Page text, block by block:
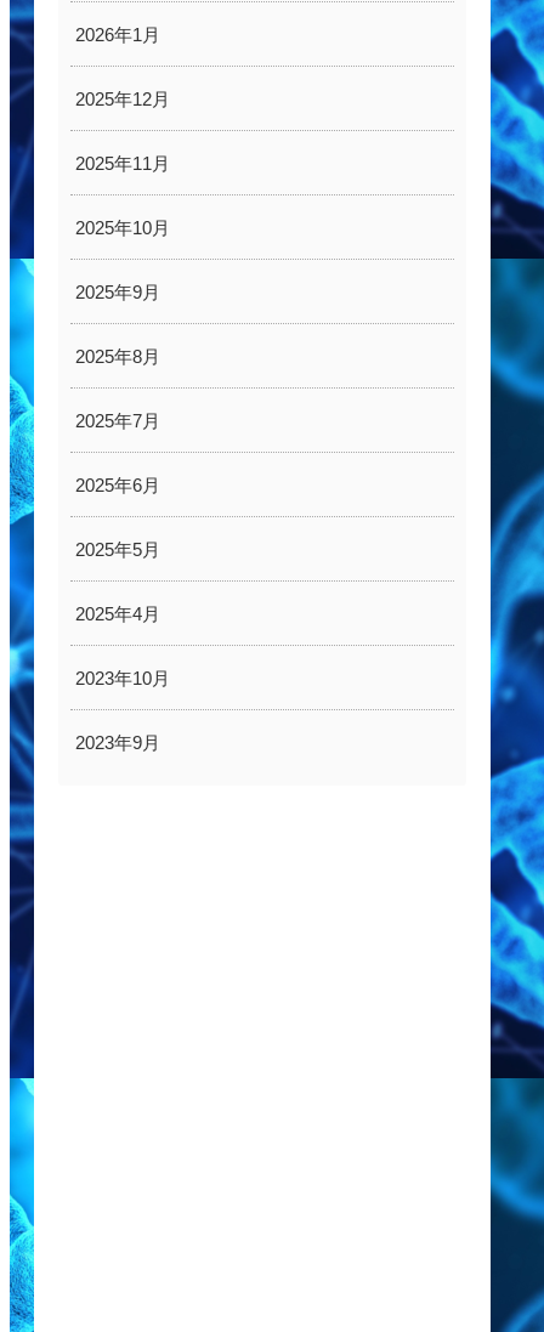
2026年1月
2025年12月
2025年11月
2025年10月
2025年9月
2025年8月
2025年7月
2025年6月
2025年5月
2025年4月
2023年10月
2023年9月